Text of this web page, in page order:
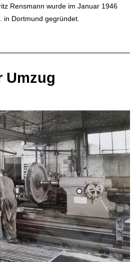
Rensmann wurde im Januar 1946
in Dortmund gegründet.
Umzug